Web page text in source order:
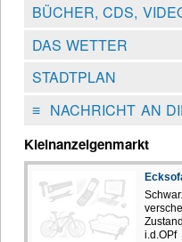
BÜCHER, CDS,
DAS WETTER
STADTPLAN
≡NACHRICHT AN
Kleinanzeigenmarkt
i.d.OPf